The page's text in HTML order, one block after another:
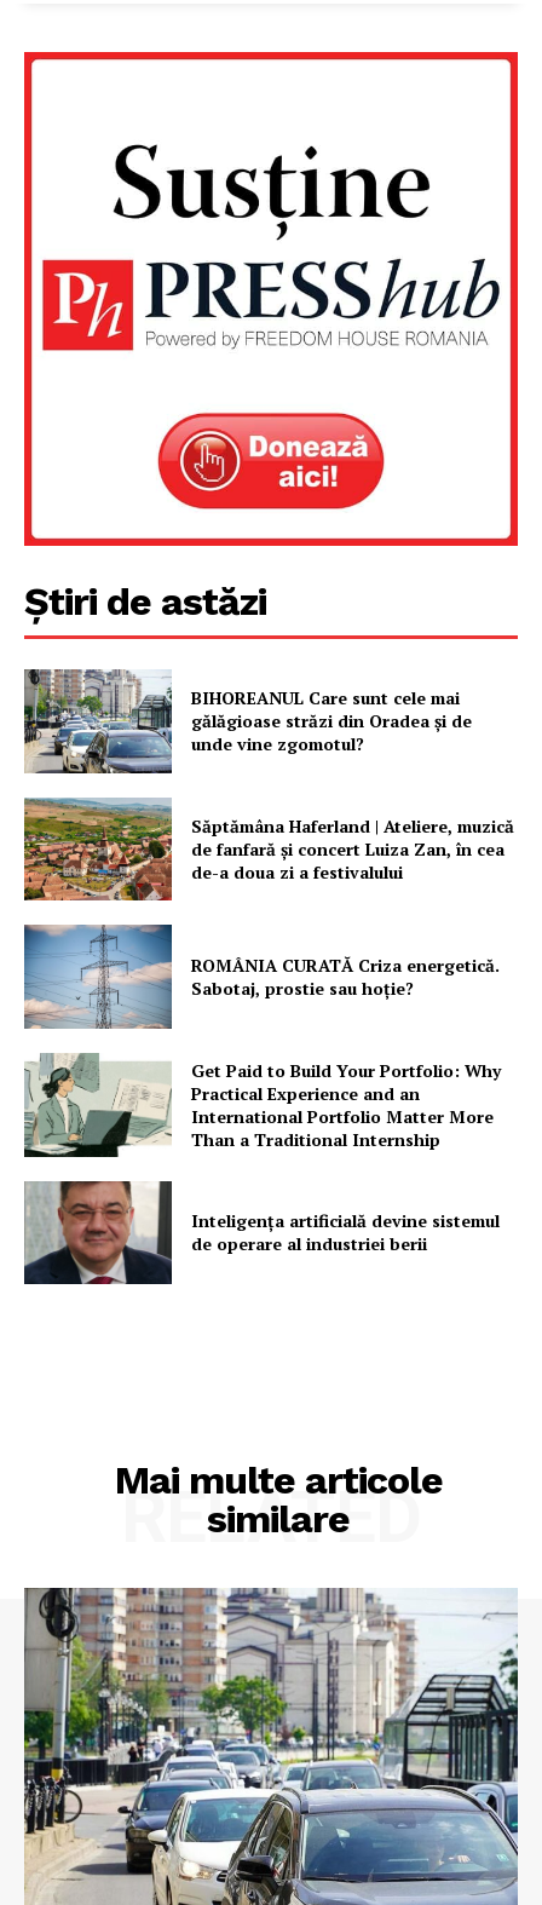
PRESShub
Proiecte editoriale
Contact
Știri de astăzi
BIHOREANUL Care sunt cele mai
gălăgioase străzi din Oradea și de
unde vine zgomotul?
Săptămâna Haferland | Ateliere, muzică
de fanfară şi concert Luiza Zan, în cea
de-a doua zi a festivalului
ROMÂNIA CURATĂ Criza energetică.
Sabotaj, prostie sau hoție?
Get Paid to Build Your Portfolio: Why
Practical Experience and an
International Portfolio Matter More
Than a Traditional Internship
Inteligența artificială devine sistemul
de operare al industriei berii
Mai multe articole
similare
RELATED